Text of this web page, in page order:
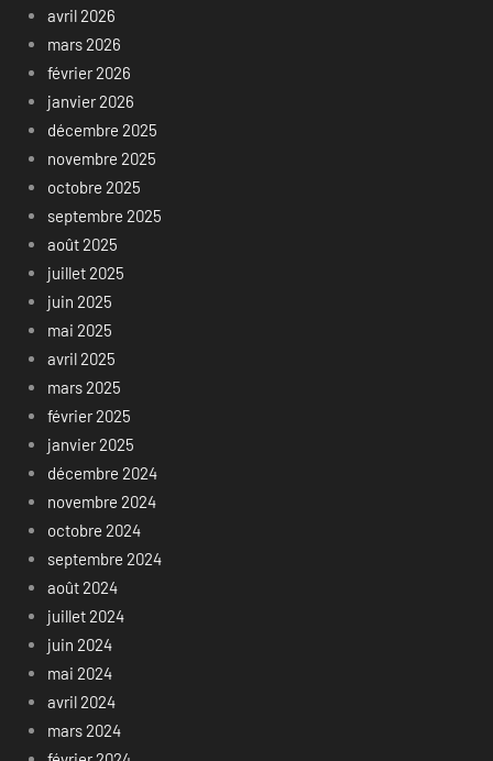
avril 2026
mars 2026
février 2026
janvier 2026
décembre 2025
novembre 2025
octobre 2025
septembre 2025
août 2025
juillet 2025
juin 2025
mai 2025
avril 2025
mars 2025
février 2025
janvier 2025
décembre 2024
novembre 2024
octobre 2024
septembre 2024
août 2024
juillet 2024
juin 2024
mai 2024
avril 2024
mars 2024